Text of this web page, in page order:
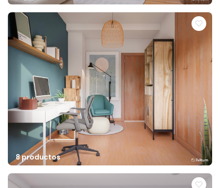
8 productos